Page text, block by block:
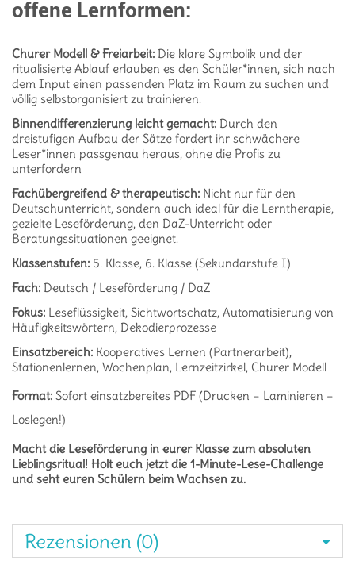
offene Lernformen:
Churer Modell & Freiarbeit: Die klare Symbolik und der
ritualisierte Ablauf erlauben es den Schüler*innen, sich nach
dem Input einen passenden Platz im Raum zu suchen und
völlig selbstorganisiert zu trainieren.
Binnendifferenzierung leicht gemacht: Durch den
dreistufigen Aufbau der Sätze fordert ihr schwächere
Leser*innen passgenau heraus, ohne die Profis zu
unterfordern
Fachübergreifend & therapeutisch: Nicht nur für den
Deutschunterricht, sondern auch ideal für die Lerntherapie,
gezielte Leseförderung, den DaZ-Unterricht oder
Beratungssituationen geeignet.
Klassenstufen: 5. Klasse, 6. Klasse (Sekundarstufe I)
Fach: Deutsch / Leseförderung / DaZ
Fokus: Leseflüssigkeit, Sichtwortschatz, Automatisierung von
Häufigkeitswörtern, Dekodierprozesse
Einsatzbereich: Kooperatives Lernen (Partnerarbeit),
Stationenlernen, Wochenplan, Lernzeitzirkel, Churer Modell
Format: Sofort einsatzbereites PDF (Drucken – Laminieren –
Loslegen!)
Macht die Leseförderung in eurer Klasse zum absoluten
Lieblingsritual! Holt euch jetzt die 1-Minute-Lese-Challenge
und seht euren Schülern beim Wachsen zu.
Rezensionen (0)